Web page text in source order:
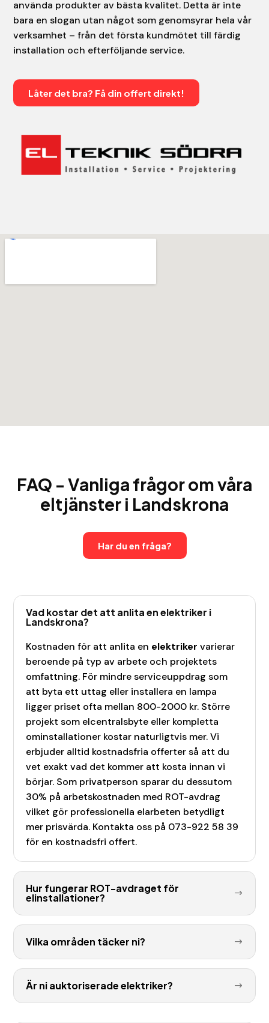
använda produkter av bästa kvalitet. Detta är inte
bara en slogan utan något som genomsyrar hela vår
verksamhet – från det första kundmötet till färdig
installation och efterföljande service.
Låter det bra? Få din offert direkt!
FAQ - Vanliga frågor om våra
eltjänster i Landskrona
Har du en fråga?
Vad kostar det att anlita en elektriker i
Landskrona?
Kostnaden för att anlita en elektriker varierar
beroende på typ av arbete och projektets
omfattning. För mindre serviceuppdrag som
att byta ett uttag eller installera en lampa
ligger priset ofta mellan 800-2000 kr. Större
projekt som elcentralsbyte eller kompletta
ominstallationer kostar naturligtvis mer. Vi
erbjuder alltid kostnadsfria offerter så att du
vet exakt vad det kommer att kosta innan vi
börjar. Som privatperson sparar du dessutom
30% på arbetskostnaden med ROT-avdrag
vilket gör professionella elarbeten betydligt
mer prisvärda. Kontakta oss på 073-922 58 39
för en kostnadsfri offert.
Hur fungerar ROT-avdraget för
elinstallationer?
Vilka områden täcker ni?
Är ni auktoriserade elektriker?